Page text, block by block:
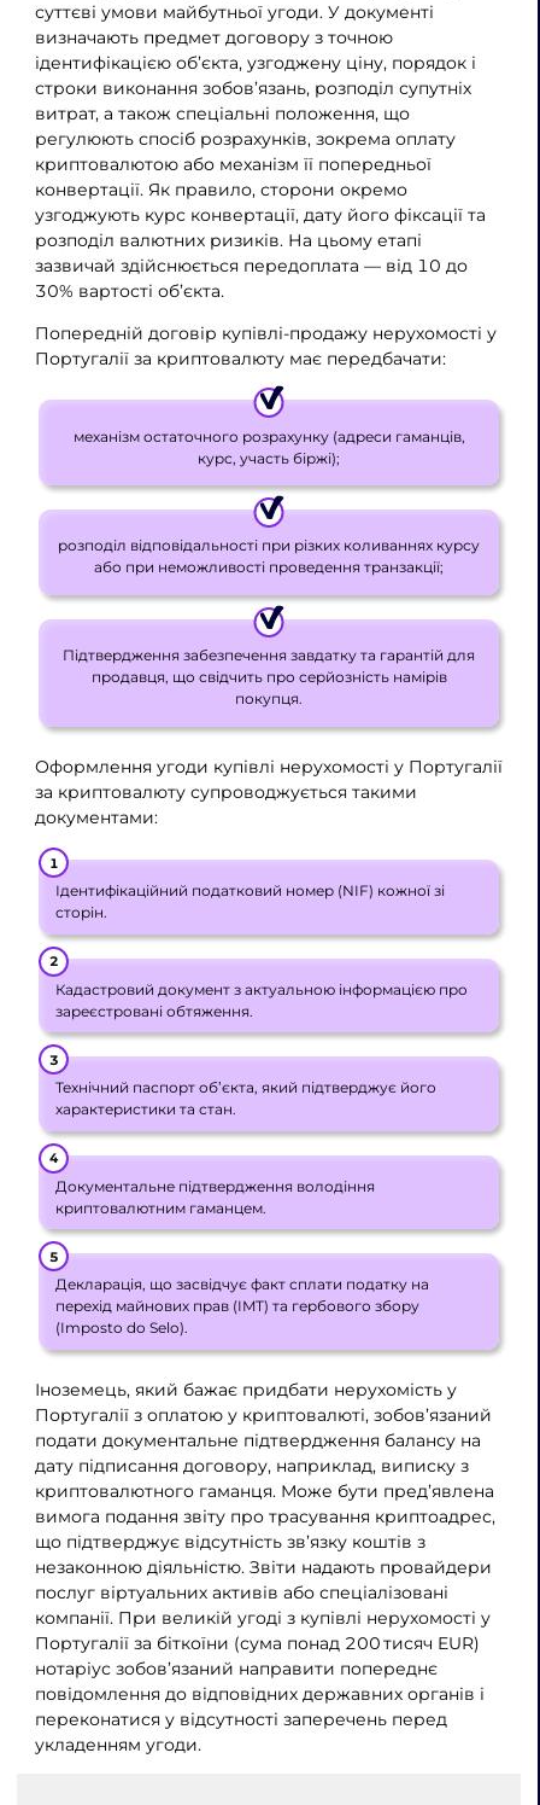
суттєві умови майбутньої угоди. У документі
визначають предмет договору з точною
ідентифікацією об’єкта, узгоджену ціну, порядок і
строки виконання зобов’язань, розподіл супутніх
витрат, а також спеціальні положення, що
регулюють спосіб розрахунків, зокрема оплату
криптовалютою або механізм її попередньої
конвертації. Як правило, сторони окремо
узгоджують курс конвертації, дату його фіксації та
розподіл валютних ризиків. На цьому етапі
зазвичай здійснюється передоплата — від 10 до
30% вартості об’єкта.
Попередній договір купівлі-продажу нерухомості у
Португалії за криптовалюту має передбачати:
механізм остаточного розрахунку (адреси гаманців,
курс, участь біржі);
розподіл відповідальності при різких коливаннях курсу
або при неможливості проведення транзакції;
Підтвердження забезпечення завдатку та гарантій для
продавця, що свідчить про серйозність намірів
покупця.
Оформлення угоди купівлі нерухомості у Португалії
за криптовалюту супроводжується такими
документами:
Ідентифікаційний податковий номер (NIF) кожної зі
сторін.
Кадастровий документ з актуальною інформацією про
зареєстровані обтяження.
Технічний паспорт об’єкта, який підтверджує його
характеристики та стан.
Документальне підтвердження володіння
криптовалютним гаманцем.
Декларація, що засвідчує факт сплати податку на
перехід майнових прав (IMT) та гербового збору
(Imposto do Selo).
Іноземець, який бажає придбати нерухомість у
Португалії з оплатою у криптовалюті, зобов’язаний
подати документальне підтвердження балансу на
дату підписання договору, наприклад, виписку з
криптовалютного гаманця. Може бути пред’явлена
вимога подання звіту про трасування криптоадрес,
що підтверджує відсутність зв’язку коштів з
незаконною діяльністю. Звіти надають провайдери
послуг віртуальних активів або спеціалізовані
компанії. При великій угоді з купівлі нерухомості у
Португалії за біткоїни (сума понад 200 тисяч EUR)
нотаріус зобов’язаний направити попереднє
повідомлення до відповідних державних органів і
переконатися у відсутності заперечень перед
укладенням угоди.